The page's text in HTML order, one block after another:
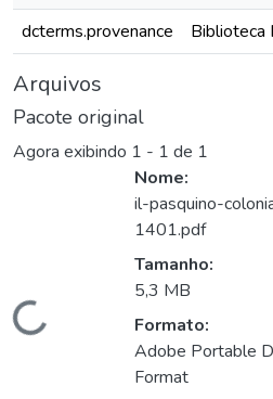
dcterms.provenance
Biblioteca
Arquivos
Pacote original
Agora exibindo 1 - 1 de 1
Carregando...
Nome:
il-pasquino-
1401.pdf
Tamanho:
5,3 MB
Formato:
Adobe Portable
Format